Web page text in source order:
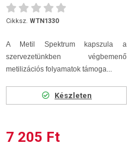
Cikksz. WTN1330
A Metil Spektrum kapszula a
szervezetünkben végbemenő
metilizációs folyamatok támoga...
Készleten
7 205 Ft